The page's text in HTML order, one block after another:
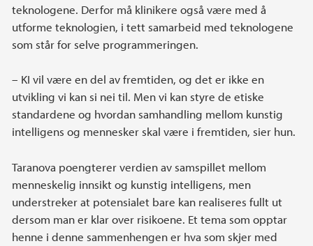
teknologene. Derfor må klinikere også være med å
utforme teknologien, i tett samarbeid med teknologene
som står for selve programmeringen.
– KI vil være en del av fremtiden, og det er ikke en
utvikling vi kan si nei til. Men vi kan styre de etiske
standardene og hvordan samhandling mellom kunstig
intelligens og mennesker skal være i fremtiden, sier hun.
Taranova poengterer verdien av samspillet mellom
menneskelig innsikt og kunstig intelligens, men
understreker at potensialet bare kan realiseres fullt ut
dersom man er klar over risikoene. Et tema som opptar
henne i denne sammenhengen er hva som skjer med